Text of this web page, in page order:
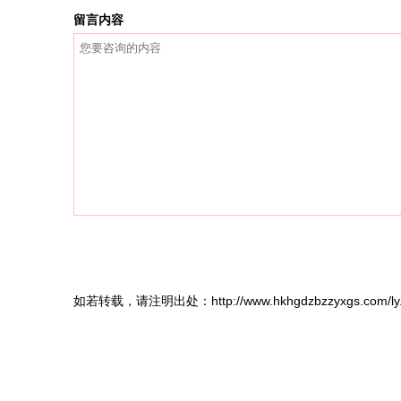
留言内容
如若转载，请注明出处：http://www.hkhgdzbzzyxgs.com/